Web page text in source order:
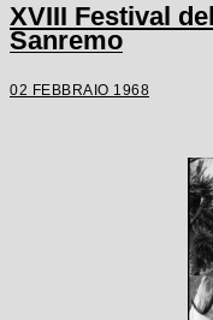
XVIII Festival
Sanremo
02 FEBBRAIO 1968